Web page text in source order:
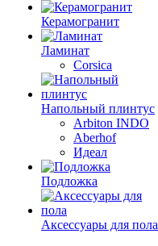
Керамогранит
Ламинат
Corsica
Напольный плинтус
Arbiton INDO
Aberhof
Идеал
Подложка
Аксессуары для пола